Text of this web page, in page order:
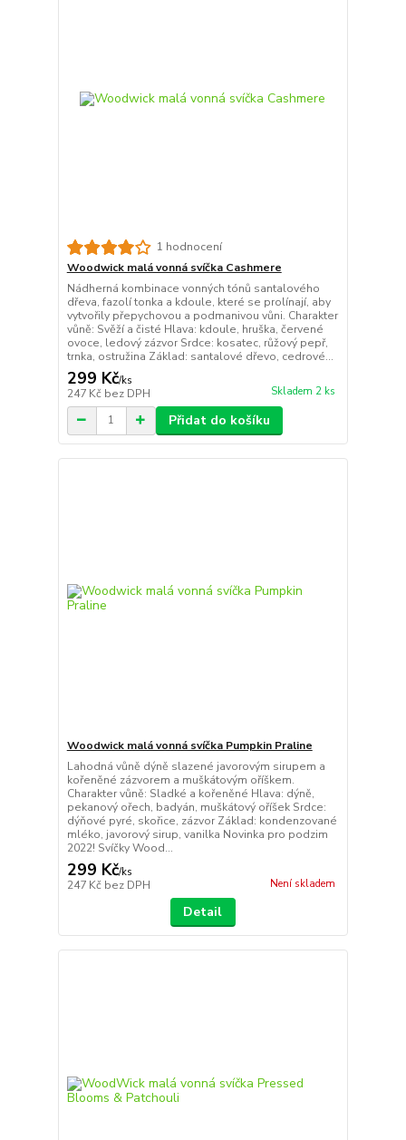
1 hodnocení
Woodwick malá vonná svíčka Cashmere
Nádherná kombinace vonných tónů santalového
dřeva, fazolí tonka a kdoule, které se prolínají, aby
vytvořily přepychovou a podmanivou vůni. Charakter
vůně: Svěží a čisté Hlava: kdoule, hruška, červené
ovoce, ledový zázvor Srdce: kosatec, růžový pepř,
trnka, ostružina Základ: santalové dřevo, cedrové...
299 Kč/ks
247 Kč bez DPH Skladem 2 ks
Přidat do košíku
Woodwick malá vonná svíčka Pumpkin Praline
Lahodná vůně dýně slazené javorovým sirupem a
kořeněné zázvorem a muškátovým oříškem.
Charakter vůně: Sladké a kořeněné Hlava: dýně,
pekanový ořech, badyán, muškátový oříšek Srdce:
dýňové pyré, skořice, zázvor Základ: kondenzované
mléko, javorový sirup, vanilka Novinka pro podzim
2022! Svíčky Wood...
299 Kč/ks
247 Kč bez DPH Není skladem
Detail